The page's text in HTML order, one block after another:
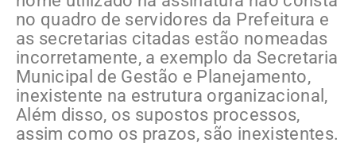
no quadro de servidores da Prefeitura e
as secretarias citadas estão nomeadas
incorretamente, a exemplo da Secretaria
Municipal de Gestão e Planejamento,
inexistente na estrutura organizacional,
Além disso, os supostos processos,
assim como os prazos, são inexistentes.